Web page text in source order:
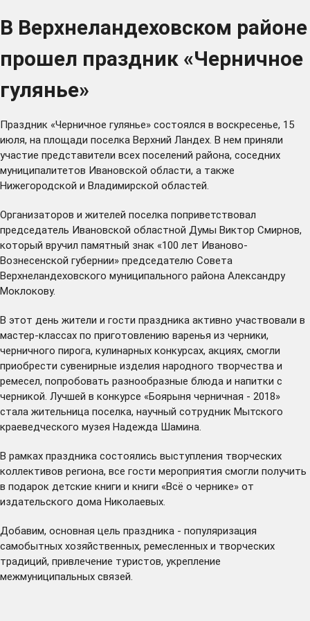
В Верхнеландеховском районе
прошел праздник «Черничное
гулянье»
Праздник «Черничное гулянье» состоялся в воскресенье, 15
июля, на площади поселка Верхний Ландех. В нем приняли
участие представители всех поселений района, соседних
муниципалитетов Ивановской области, а также
Нижегородской и Владимирской областей.
Организаторов и жителей поселка поприветствовал
председатель Ивановской областной Думы Виктор Смирнов,
который вручил памятный знак «100 лет Иваново-
Вознесенской губернии» председателю Совета
Верхнеландеховского муниципального района Александру
Моклокову.
В этот день жители и гости праздника активно участвовали в
мастер-классах по приготовлению варенья из черники,
черничного пирога, кулинарных конкурсах, акциях, смогли
приобрести сувенирные изделия народного творчества и
ремесел, попробовать разнообразные блюда и напитки с
черникой. Лучшей в конкурсе «Боярыня черничная - 2018»
стала жительница поселка, научный сотрудник Мытского
краеведческого музея Надежда Шамина.
В рамках праздника состоялись выступления творческих
коллективов региона, все гости мероприятия смогли получить
в подарок детские книги и книги «Всё о чернике» от
издательского дома Николаевых.
Добавим, основная цель праздника - популяризация
самобытных хозяйственных, ремесленных и творческих
традиций, привлечение туристов, укрепление
межмуниципальных связей.